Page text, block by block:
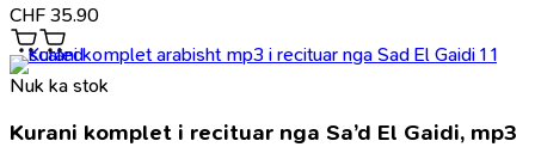
CHF 35.90
Nuk ka stok
Kurani komplet i recituar nga Sa’d El Gaidi, mp3